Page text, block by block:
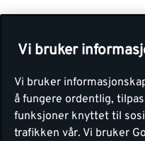
Vi bruker
Vi bruker
å fungere ordentlig,
funksjoner knyttet til
trafikken vår. Vi bruker